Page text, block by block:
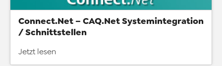
Connect.Net – CAQ.Net Systemintegration
/ Schnittstellen
Jetzt lesen